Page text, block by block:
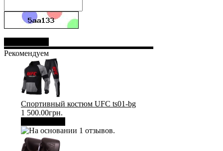
Рекомендуем
Спортивный костюм UFC ts01-bg
1 500.00грн.